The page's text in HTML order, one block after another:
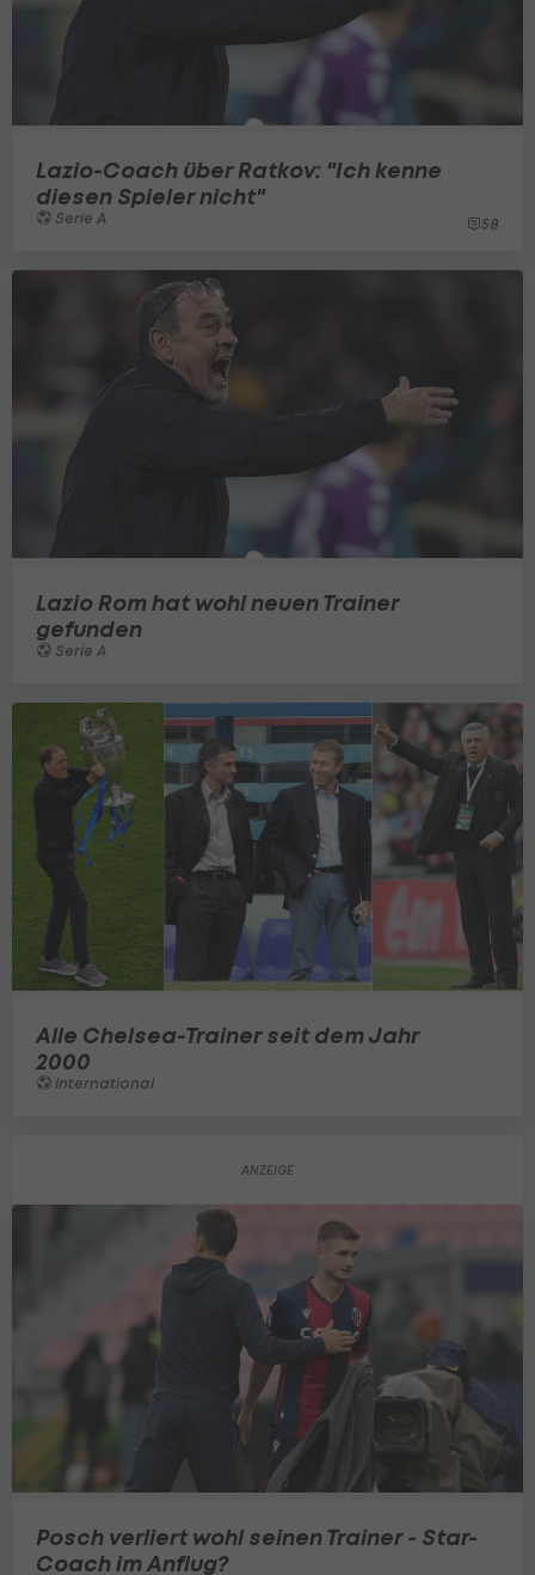
Lazio-Coach über Ratkov: "Ich kenne
diesen Spieler nicht"
Serie A 58
Lazio Rom hat wohl neuen Trainer
gefunden
Serie A
Alle Chelsea-Trainer seit dem Jahr
2000
International
Posch verliert wohl seinen Trainer - Star-
Coach im Anflug?